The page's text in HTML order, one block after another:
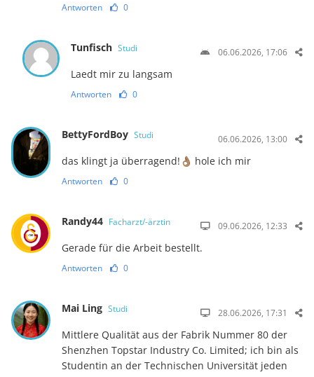
Antworten 0
Tunfisch Studi 06.06.2026, 17:06
Laedt mir zu langsam
Antworten 0
BettyFordBoy Studi 06.06.2026, 13:00
das klingt ja überragend!👌🏽 hole ich mir
Antworten 0
Randy44 Facharzt/-ärztin 09.06.2026, 12:33
Gerade für die Arbeit bestellt.
Antworten 0
Mai Ling Studi 28.06.2026, 17:31
Mittlere Qualität aus der Fabrik Nummer 80 der
Shenzhen Topstar Industry Co. Limited; ich bin als
Studentin an der Technischen Universität jeden